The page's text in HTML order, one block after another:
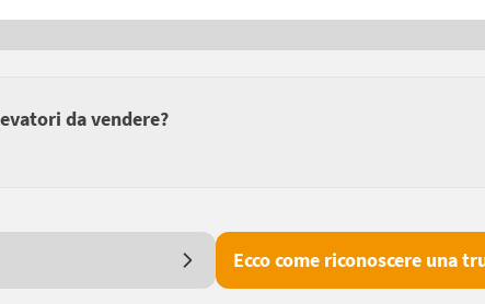
da vendere?
Ecco come riconoscere una